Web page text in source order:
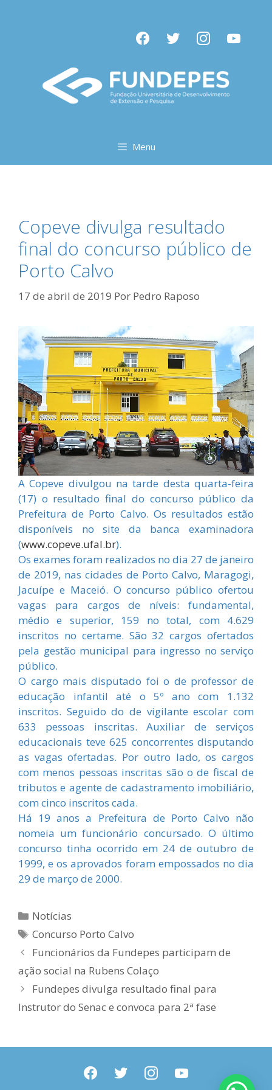
facebooktwitter instagramyoutube
Menu
Copeve divulga resultado
final do concurso público de
Porto Calvo
17 de abril de 2019 Por Pedro Raposo
A Copeve divulgou na tarde desta quarta-feira
(17) o resultado final do concurso público da
Prefeitura de Porto Calvo. Os resultados estão
disponíveis no site da banca examinadora
(www.copeve.ufal.br).
Os exames foram realizados no dia 27 de janeiro
de 2019, nas cidades de Porto Calvo, Maragogi,
Jacuípe e Maceió. O concurso público ofertou
vagas para cargos de níveis: fundamental,
médio e superior, 159 no total, com 4.629
inscritos no certame. São 32 cargos ofertados
pela gestão municipal para ingresso no serviço
público.
O cargo mais disputado foi o de professor de
educação infantil até o 5º ano com 1.132
inscritos. Seguido do de vigilante escolar com
633 pessoas inscritas. Auxiliar de serviços
educacionais teve 625 concorrentes disputando
as vagas ofertadas. Por outro lado, os cargos
com menos pessoas inscritas são o de fiscal de
tributos e agente de cadastramento imobiliário,
com cinco inscritos cada.
Há 19 anos a Prefeitura de Porto Calvo não
nomeia um funcionário concursado. O último
concurso tinha ocorrido em 24 de outubro de
1999, e os aprovados foram empossados no dia
29 de março de 2000.
Categorias
Notícias
Tags
Concurso Porto Calvo
Funcionários da Fundepes participam de
ação social na Rubens Colaço
Fundepes divulga resultado final para
Instrutor do Senac e convoca para 2ª fase
facebooktwitter instagramyoutube